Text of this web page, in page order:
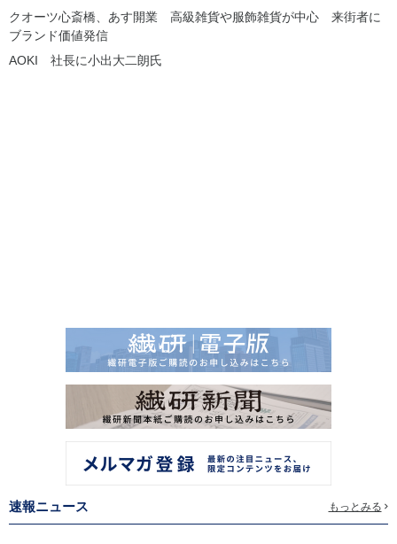
クオーツ心斎橋、あす開業 高級雑貨や服飾雑貨が中心 来街者に
ブランド価値発信
AOKI 社長に小出大二朗氏
速報ニュース もっとみる